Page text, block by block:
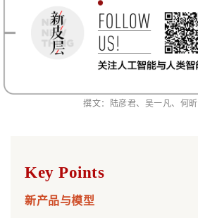
撰文：陆彦君、吴一凡、何
Key Points
新产品与模型